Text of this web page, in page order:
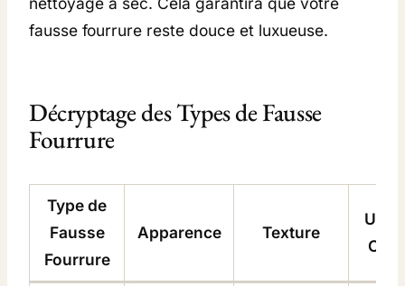
fausse fourrure reste douce et luxueuse.
Décryptage des Types de Fausse
Fourrure
Type de
Fausse
Fourrure
Apparence Texture